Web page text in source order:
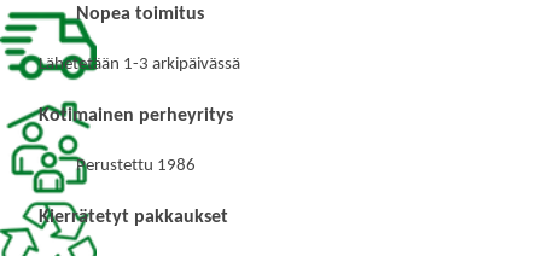
0
Nopea toimitus
Lähetetään 1-3 arkipäivässä
Kotimainen perheyritys
Perustettu 1986
Kierrätetyt pakkaukset